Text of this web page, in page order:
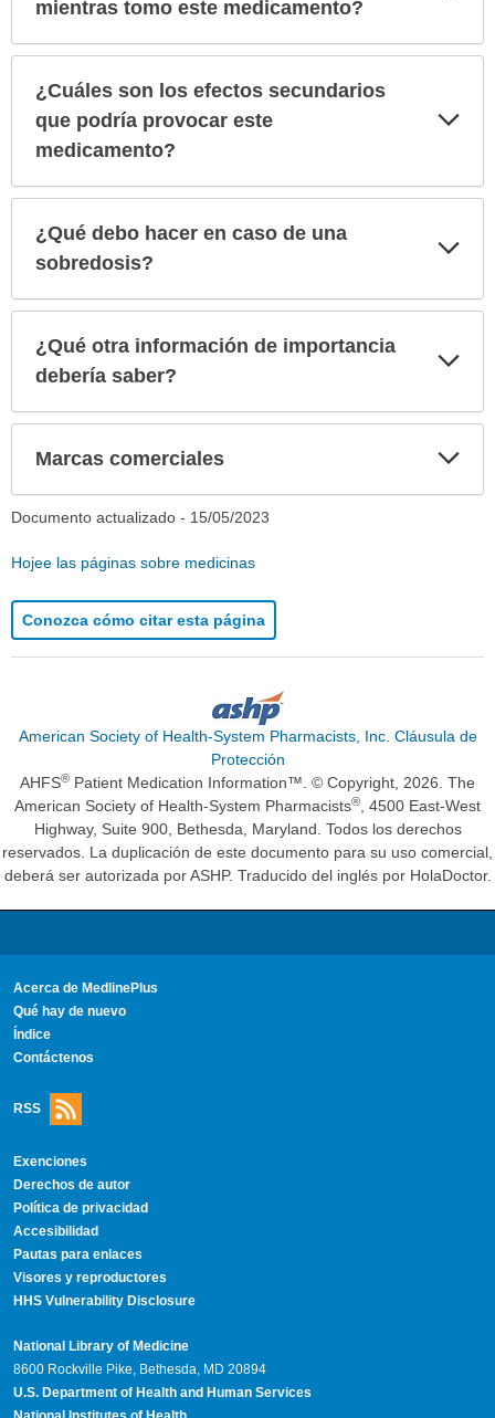
mientras tomo este medicamento?
¿Cuáles son los efectos secundarios
que podría provocar este
medicamento?
¿Qué debo hacer en caso de una
sobredosis?
¿Qué otra información de importancia
debería saber?
Marcas comerciales
Documento actualizado - 15/05/2023
Hojee las páginas sobre medicinas
Conozca cómo citar esta página
American Society of Health-System Pharmacists, Inc. Cláusula de
Protección
AHFS® Patient Medication Information™. © Copyright, 2026. The
American Society of Health-System Pharmacists®, 4500 East-West
Highway, Suite 900, Bethesda, Maryland. Todos los derechos
reservados. La duplicación de este documento para su uso comercial,
deberá ser autorizada por ASHP. Traducido del inglés por HolaDoctor.
Acerca de MedlinePlus
Qué hay de nuevo
Índice
Contáctenos
RSS
Exenciones
Derechos de autor
Política de privacidad
Accesibilidad
Pautas para enlaces
Visores y reproductores
HHS Vulnerability Disclosure
National Library of Medicine
8600 Rockville Pike, Bethesda, MD 20894
U.S. Department of Health and Human Services